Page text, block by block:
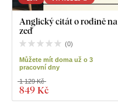
Anglický citát o rodině na
zeď
(0)
Můžete mít doma už o 3
pracovní dny
849 Kč
1 129 Kč